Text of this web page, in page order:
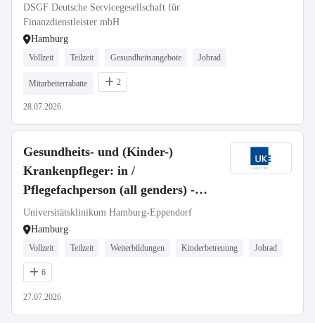
DSGF Deutsche Servicegesellschaft für
Finanzdienstleister mbH
Hamburg
Vollzeit Teilzeit Gesundheitsangebote Jobrad
Mitarbeiterrabatte 2
28.07.2026
Gesundheits- und (Kinder-)
Krankenpfleger: in /
Pflegefachperson (all genders) -
José-Carreras-Leukämie-Station
C5A
Universitätsklinikum Hamburg-Eppendorf
Hamburg
Vollzeit Teilzeit Weiterbildungen Kinderbetreuung Jobrad
6
27.07.2026